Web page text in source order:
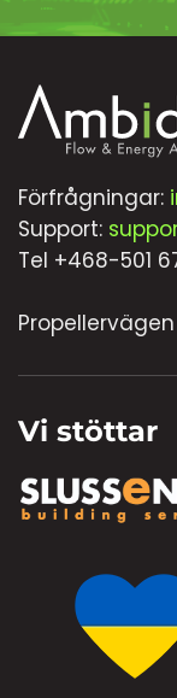
Förfrågningar:
Support:
Tel +468-501
Propellervägen
Vi stöttar